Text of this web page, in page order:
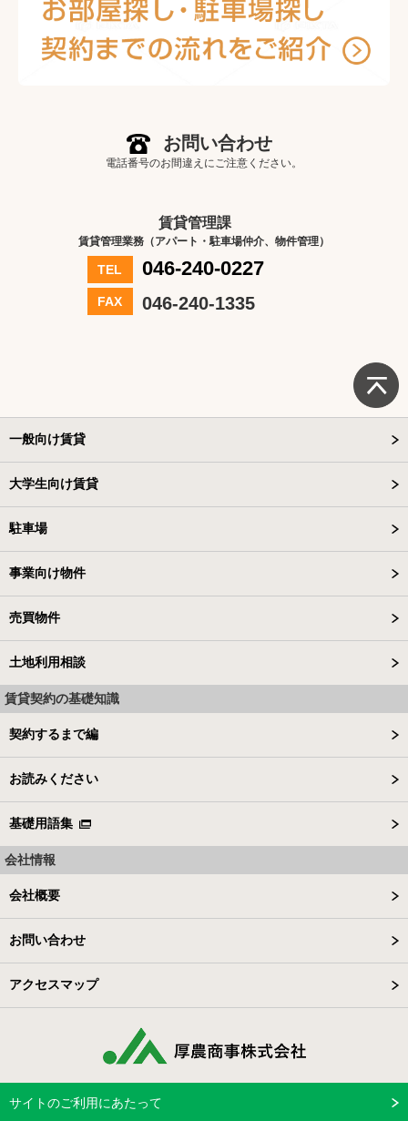
お問い合わせ
電話番号のお間違えにご注意ください。
賃貸管理課
賃貸管理業務（アパート・駐車場仲介、物件管理）
TEL 046-240-0227
FAX 046-240-1335
一般向け賃貸
大学生向け賃貸
駐車場
事業向け物件
売買物件
土地利用相談
賃貸契約の基礎知識
契約するまで編
お読みください
基礎用語集
会社情報
会社概要
お問い合わせ
アクセスマップ
サイトのご利用にあたって